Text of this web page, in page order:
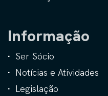
Informação
Ser Sócio
Notícias e Atividades
Legislação